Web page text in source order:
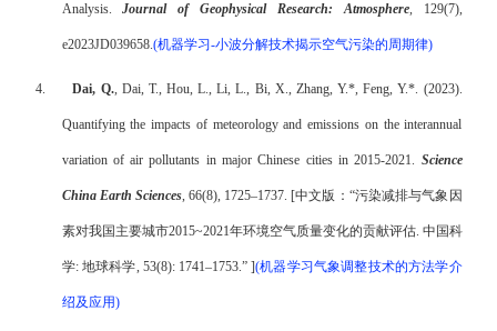
Analysis.Journal of Geophysical Research: Atmosphere, 129(7),
e2023JD039658.(机器学习 -小波分解技术揭示空气污染的周期律)
4. Dai, Q., Dai, T., Hou, L., Li, L., Bi, X., Zhang, Y.*, Feng, Y.*. (2023).
Quantifying the impacts of meteorology and emissions on the interannual
variation of air pollutants in major Chinese cities in 2015-2021. Science
China Earth Sciences, 66(8), 1725–1737. [中文版： “污染减排与气象因
素对我国主要城市2015~2021年环境空气质量变化的贡献评估. 中国科
学: 地球科学, 53(8): 1741–1753.”](机器学习气象调整技术的方法学介
绍及应用)